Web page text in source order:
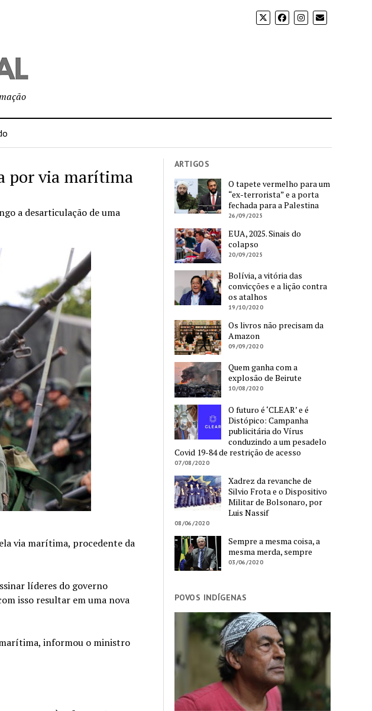
por via marítima
a desarticulação de uma
via marítima, procedente da
líderes do governo
isso resultar em uma nova
marítima, informou o ministro
ARTIGOS
O tapete vermelho para um
“ex-terrorista” e a porta
fechada para a Palestina
26/09/2025
EUA, 2025. Sinais do
colapso
20/09/2025
Bolívia, a vitória das
convicções e a lição contra
os atalhos
19/10/2020
Os livros não precisam da
Amazon
09/09/2020
Quem ganha com a
explosão de Beirute
10/08/2020
O futuro é ‘CLEAR’ e é
Distópico: Campanha
publicitária do Vírus
conduzindo a um pesadelo
Covid 19-84 de restrição de acesso
07/08/2020
Xadrez da revanche de
Silvio Frota e o Dispositivo
Militar de Bolsonaro, por
Luis Nassif
08/06/2020
Sempre a mesma coisa, a
mesma merda, sempre
03/06/2020
POVOS INDÍGENAS